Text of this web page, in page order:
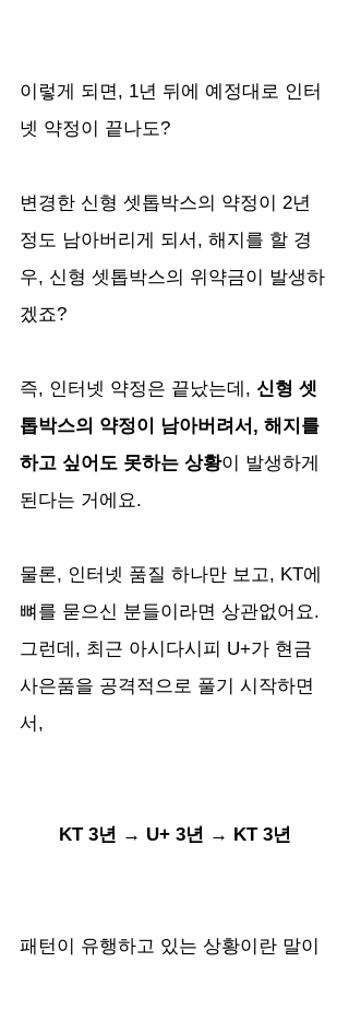
이렇게 되면, 1년 뒤에 예정대로 인터
넷 약정이 끝나도?
변경한 신형 셋톱박스의 약정이 2년
정도 남아버리게 되서, 해지를 할 경
우, 신형 셋톱박스의 위약금이 발생하
겠죠?
즉, 인터넷 약정은 끝났는데, 신형 셋
톱박스의 약정이 남아버려서, 해지를
하고 싶어도 못하는 상황이 발생하게
된다는 거에요.
물론, 인터넷 품질 하나만 보고, KT에
뼈를 묻으신 분들이라면 상관없어요.
그런데, 최근 아시다시피 U+가 현금
사은품을 공격적으로 풀기 시작하면
서,
KT 3년 → U+ 3년 → KT 3년
패턴이 유행하고 있는 상황이란 말이